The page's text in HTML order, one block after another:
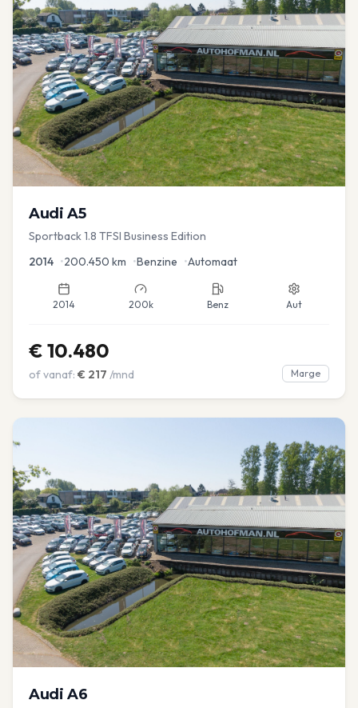
Audi A5
Sportback 1.8 TFSI Business Edition
2014 •200.450 km •Benzine •Automaat
2014 200k Benz Aut
€ 10.480
of vanaf: € 217 /mnd Marge
Audi A6